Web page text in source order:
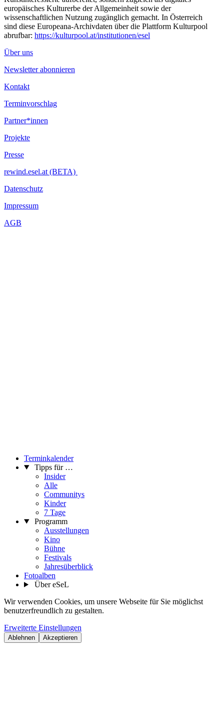
europäisches Kulturerbe der Allgemeinheit sowie der
wissenschaftlichen Nutzung zugänglich gemacht. In Österreich
sind diese Europeana-Archivdaten über die Plattform Kulturpool
abrufbar: https://kulturpool.at/institutionen/esel
Über uns
Newsletter abonnieren
Kontakt
Terminvorschlag
Partner*innen
Projekte
Presse
rewind.esel.at (BETA)
Datenschutz
Impressum
AGB
Terminkalender
Tipps für …
Insider
Alle
Communitys
Kinder
7 Tage
Programm
Ausstellungen
Kino
Bühne
Festivals
Jahresüberblick
Fotoalben
Über eSeL
Wir verwenden Cookies, um unsere Webseite für Sie möglichst
benutzerfreundlich zu gestalten.
Erweiterte Einstellungen
Ablehnen Akzeptieren